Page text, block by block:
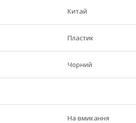
Китай
Пластик
Чорний
На вмикання